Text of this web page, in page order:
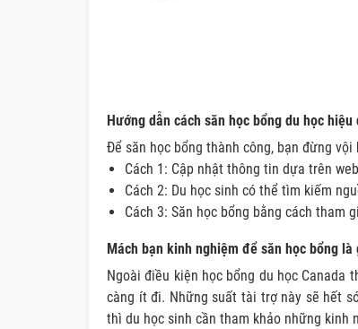
Hướng dẫn cách săn học bổng du học hiệu
Để săn học bổng thành công, bạn đừng
Cách 1: Cập nhật thông tin dựa trên
Cách 2: Du học sinh có thể tìm kiếm
Cách 3: Săn học bổng bằng cách tham
Mách bạn kinh nghiệm để săn học bổng là
Ngoài điều kiện học bổng du học Canada
càng ít đi. Những suất tài trợ này sẽ hết
thì du học sinh cần tham khảo những kinh